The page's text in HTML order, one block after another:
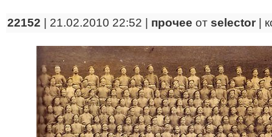
22152 | 21.02.2010 22:52 | прочее от selector